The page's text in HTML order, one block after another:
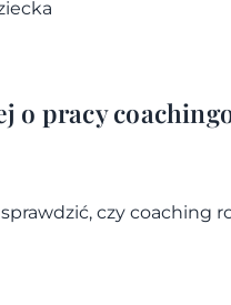
o pracy
czy